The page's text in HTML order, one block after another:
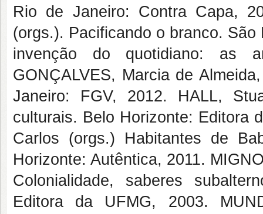
Rio de Janeiro: Contra Capa,
(orgs.). Pacificando o branco.
invenção do quotidiano: as
GONÇALVES, Marcia de
Janeiro: FGV, 2012. HALL,
culturais. Belo Horizonte: Editora
Carlos (orgs.) Habitantes de
Horizonte: Autêntica, 2011.
Colonialidade, saberes
Editora da UFMG, 2003.